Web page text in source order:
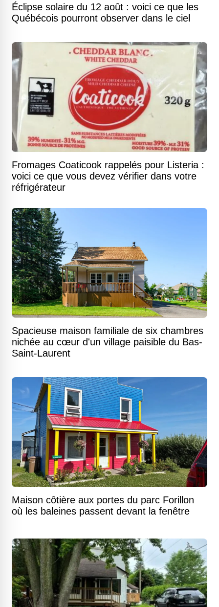
Éclipse solaire du 12 août : voici ce que les
Québécois pourront observer dans le ciel
Fromages Coaticook rappelés pour Listeria :
voici ce que vous devez vérifier dans votre
réfrigérateur
Spacieuse maison familiale de six chambres
nichée au cœur d'un village paisible du Bas-
Saint-Laurent
Maison côtière aux portes du parc Forillon
où les baleines passent devant la fenêtre